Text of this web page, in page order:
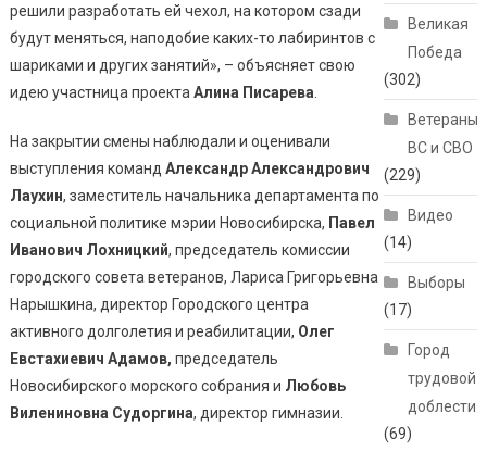
решили разработать ей чехол, на котором сзади
будут меняться, наподобие каких-то лабиринтов с
шариками и других занятий», – объясняет свою
идею участница проекта Алина Писарева
На закрытии смены наблюдали и оценивали
выступления команд Александр Александрович
Лаухин, заместитель начальника департамента по
социальной политике мэрии Новосибирска, Павел
Иванович Лохницкий, председатель комиссии
городского совета ветеранов, Лариса Григорьевна
Нарышкина, директор Городского центра
активного долголетия и реабилитации, Олег
Евстахиевич Адамов, председатель
Новосибирского морского собрания и Любовь
Вилениновна Судоргина, директор гимназии.
Великая
Победа
(302)
Ветераны
ВС и СВО
(229)
Видео
(14)
Выборы
(17)
Город
трудовой
доблести
(69)